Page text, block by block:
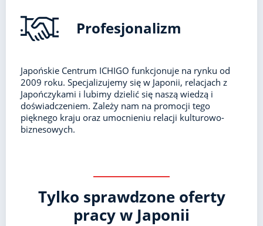
Profesjonalizm
Japońskie Centrum ICHIGO funkcjonuje na rynku od
2009 roku. Specjalizujemy się w Japonii, relacjach z
Japończykami i lubimy dzielić się naszą wiedzą i
doświadczeniem. Zależy nam na promocji tego
pięknego kraju oraz umocnieniu relacji kulturowo-
biznesowych.
Tylko sprawdzone oferty
pracy w Japonii